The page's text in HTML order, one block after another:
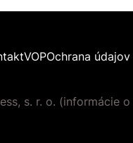
VOPOchrana údajov
s. r. o. (informácie o